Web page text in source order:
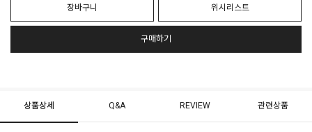
장바구니 위시리스트
구매하기
상품상세 Q&A REVIEW 관련상품